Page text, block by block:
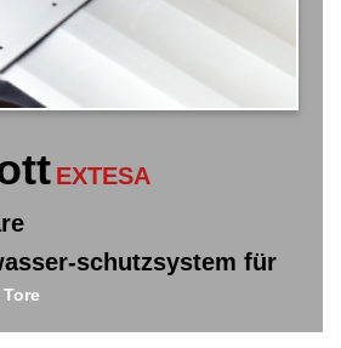
EXTESA
schutzsystem für